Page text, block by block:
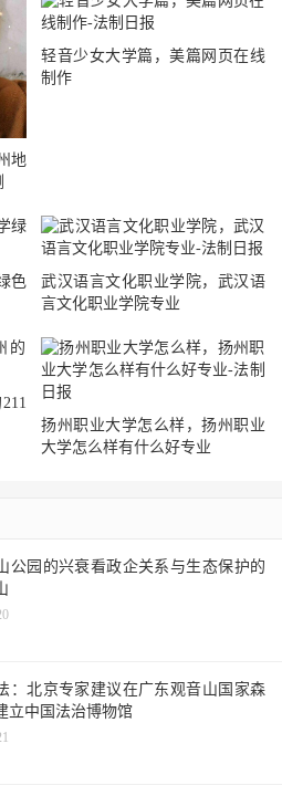
地
轻音少女大学篇，美篇网页在线
制作
色
武汉语言文化职业学院，武汉语
言文化职业学院专业
扬州职业大学怎么样，扬州职业
大学怎么样有什么好专业
公园的兴衰看政企关系与生态保护的
：北京专家建议在广东观音山国家森
立中国法治博物馆